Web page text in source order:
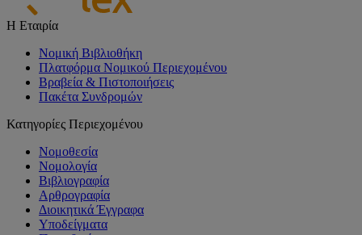
Η Εταιρία
Νομική Βιβλιοθήκη
Πλατφόρμα Νομικού Περιεχομένου
Βραβεία & Πιστοποιήσεις
Πακέτα Συνδρομών
Κατηγορίες Περιεχομένου
Νομοθεσία
Νομολογία
Βιβλιογραφία
Αρθρογραφία
Διοικητικά Έγγραφα
Υποδείγματα